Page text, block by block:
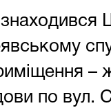
–
по вул.